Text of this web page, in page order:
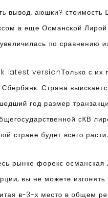
вывод, аюшки?
а еще Османской
по сравнению
Только с их
Страна
год размер
сКВ
стране будет всего расти.
рынке форекс
вы не можете
в-3-х место в общем